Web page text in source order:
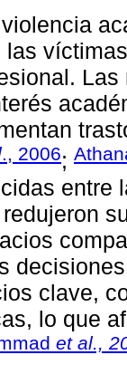
., 2006;
entre
clave,
lo que
et al.,